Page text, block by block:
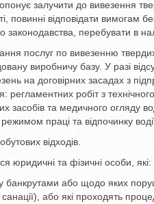
залучити до вивезення
повинні відповідати
законодавства, перебувати в
послуг по вивезенню
виробничу базу. У разі
на договірних засадах з
регламентних робіт з
засобів та медичного огляду
праці та відпочинку
відходів.
юридичні та фізичні особи, які:
банкрутами або щодо яких
або які проходять